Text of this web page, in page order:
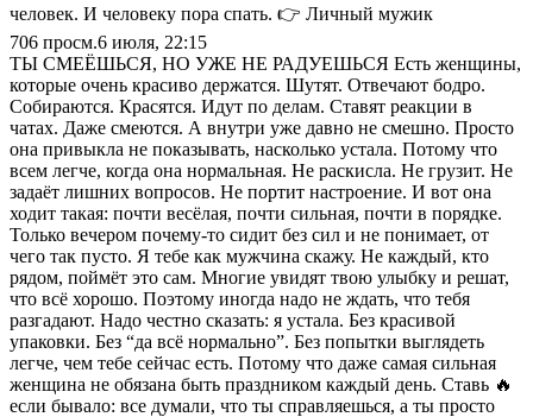
человек. И человеку пора спать. 👉 Личный мужик
706 просм.6 июля, 22:15
ТЫ СМЕЁШЬСЯ, НО УЖЕ НЕ РАДУЕШЬСЯ Есть женщины,
которые очень красиво держатся. Шутят. Отвечают бодро.
Собираются. Красятся. Идут по делам. Ставят реакции в
чатах. Даже смеются. А внутри уже давно не смешно. Просто
она привыкла не показывать, насколько устала. Потому что
всем легче, когда она нормальная. Не раскисла. Не грузит. Не
задаёт лишних вопросов. Не портит настроение. И вот она
ходит такая: почти весёлая, почти сильная, почти в порядке.
Только вечером почему-то сидит без сил и не понимает, от
чего так пусто. Я тебе как мужчина скажу. Не каждый, кто
рядом, поймёт это сам. Многие увидят твою улыбку и решат,
что всё хорошо. Поэтому иногда надо не ждать, что тебя
разгадают. Надо честно сказать: я устала. Без красивой
упаковки. Без “да всё нормально”. Без попытки выглядеть
легче, чем тебе сейчас есть. Потому что даже самая сильная
женщина не обязана быть праздником каждый день. Ставь 🔥
если бывало: все думали, что ты справляешься, а ты просто